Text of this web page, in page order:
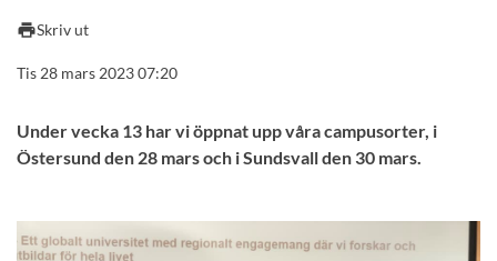
printSkriv ut
Tis 28 mars 2023 07:20
Under vecka 13 har vi öppnat upp våra campusorter, i
Östersund den 28 mars och i Sundsvall den 30 mars.